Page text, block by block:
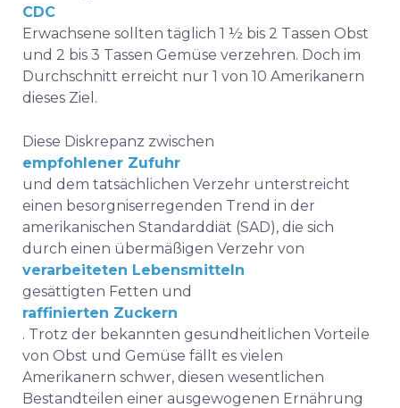
CDC
Erwachsene sollten täglich 1 ½ bis 2 Tassen Obst
und 2 bis 3 Tassen Gemüse verzehren. Doch im
Durchschnitt erreicht nur 1 von 10 Amerikanern
dieses Ziel.
Diese Diskrepanz zwischen
empfohlener Zufuhr
und dem tatsächlichen Verzehr unterstreicht
einen besorgniserregenden Trend in der
amerikanischen Standarddiät (SAD), die sich
durch einen übermäßigen Verzehr von
verarbeiteten Lebensmitteln
gesättigten Fetten und
raffinierten Zuckern
. Trotz der bekannten gesundheitlichen Vorteile
von Obst und Gemüse fällt es vielen
Amerikanern schwer, diesen wesentlichen
Bestandteilen einer ausgewogenen Ernährung